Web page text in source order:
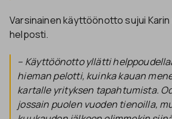
Varsinainen käyttöönotto sujui Karin
helposti.
– Käyttöönotto yllätti
hieman pelotti, kuinka kauan
kartalle yrityksen tapahtumista.
jossain puolen vuoden tienoilla,